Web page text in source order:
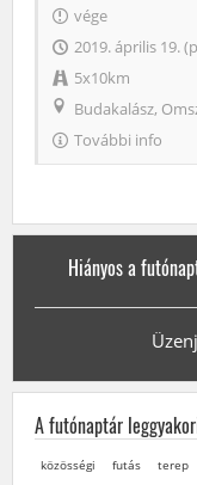
vége
2019. április 19.
5x10km
Budakalász,
További info
Hiányos a
A futónaptár
közösségi futás terep